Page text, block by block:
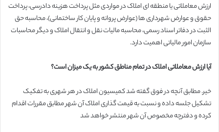
ارزش معاملاتی یا منطقه ای املاک در مواردی مثل پرداخت هزینه دادرسی، پرداخت
حقوق و عوارض شهرداری ها (عوارض پروانه و پایان کار ساختمانی)، محاسبه حق
الثبت در دفاتر اسناد رسمی، محاسبه مالیات نقل و انتقال املاک و دیگر محاسبات
سازمان امور مالیاتی اهمیت دارد.
آیا ارزش معاملاتی املاک در تماممناطق کشور به یک میزان است؟
خیر. مطابق آنچه در فوق گفته شد کمیسیون املاک در هر شهری به تفکیک
تشکیل جلسه داده و نسبت به قیمت گذاری املاک آن شهر مطابق مقررات اقدام
کرده و دفترچه مخصوص آن شهر منتشر خواهد شد